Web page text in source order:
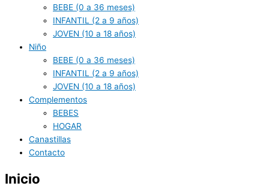
BEBE (0 a 36 meses)
INFANTIL (2 a 9 años)
JOVEN (10 a 18 años)
Niño
BEBE (0 a 36 meses)
INFANTIL (2 a 9 años)
JOVEN (10 a 18 años)
Complementos
BEBES
HOGAR
Canastillas
Contacto
Inicio